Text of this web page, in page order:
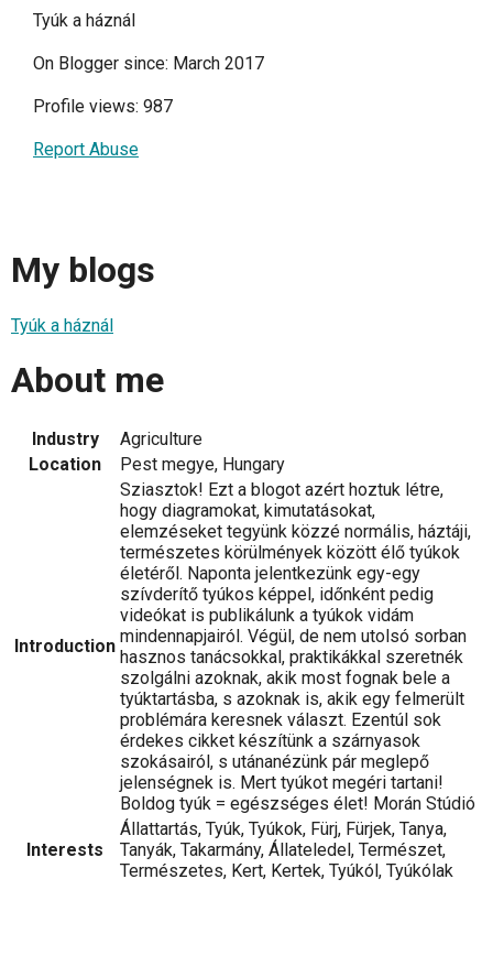
Tyúk a háznál
On Blogger since: March 2017
Profile views: 987
Report Abuse
My blogs
Tyúk a háznál
About me
Industry
Agriculture
Location
Pest megye, Hungary
Introduction
Sziasztok! Ezt a blogot azért hoztuk létre,
hogy diagramokat, kimutatásokat,
elemzéseket tegyünk közzé normális, háztáji,
természetes körülmények között élő tyúkok
életéről. Naponta jelentkezünk egy-egy
szívderítő tyúkos képpel, időnként pedig
videókat is publikálunk a tyúkok vidám
mindennapjairól. Végül, de nem utolsó sorban
hasznos tanácsokkal, praktikákkal szeretnék
szolgálni azoknak, akik most fognak bele a
tyúktartásba, s azoknak is, akik egy felmerült
problémára keresnek választ. Ezentúl sok
érdekes cikket készítünk a szárnyasok
szokásairól, s utánanézünk pár meglepő
jelenségnek is. Mert tyúkot megéri tartani!
Boldog tyúk = egészséges élet! Morán Stúdió
Interests
Állattartás, Tyúk, Tyúkok, Fürj, Fürjek, Tanya,
Tanyák, Takarmány, Állateledel, Természet,
Természetes, Kert, Kertek, Tyúkól, Tyúkólak